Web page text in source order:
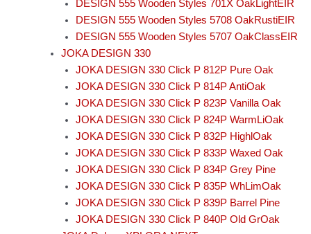
DESIGN 555 Wooden Styles 701X OakLightEIR
DESIGN 555 Wooden Styles 5708 OakRustiEIR
DESIGN 555 Wooden Styles 5707 OakClassEIR
JOKA DESIGN 330
JOKA DESIGN 330 Click P 812P Pure Oak
JOKA DESIGN 330 Click P 814P AntiOak
JOKA DESIGN 330 Click P 823P Vanilla Oak
JOKA DESIGN 330 Click P 824P WarmLiOak
JOKA DESIGN 330 Click P 832P HighlOak
JOKA DESIGN 330 Click P 833P Waxed Oak
JOKA DESIGN 330 Click P 834P Grey Pine
JOKA DESIGN 330 Click P 835P WhLimOak
JOKA DESIGN 330 Click P 839P Barrel Pine
JOKA DESIGN 330 Click P 840P Old GrOak